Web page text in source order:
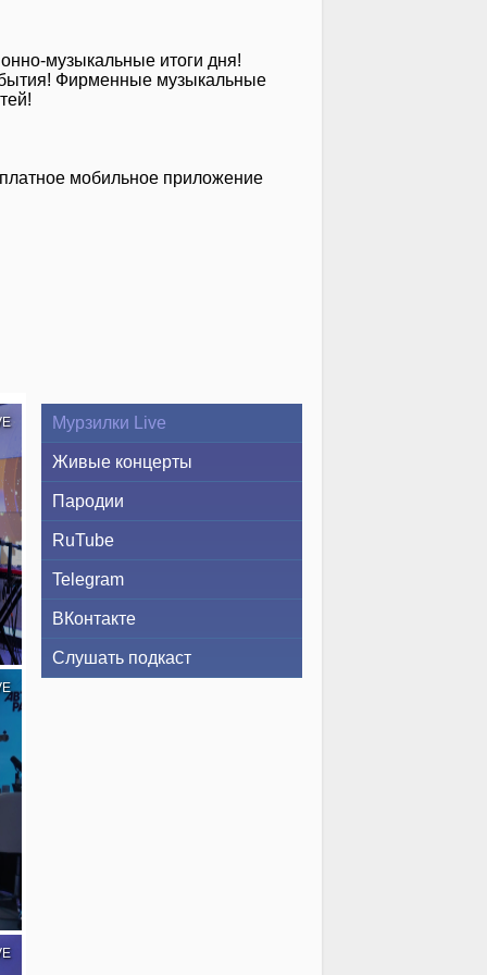
музыкальные итоги дня!
Фирменные музыкальные
мобильное приложение
Мурзилки Live
Живые концерты
Пародии
RuTube
Telegram
ВКонтакте
Слушать подкаст